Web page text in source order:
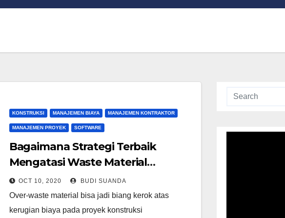
KONSTRUKSI MANAJEMEN BIAYA MANAJEMEN KONTRAKTOR
MANAJEMEN PROYEK SOFTWARE
Bagaimana Strategi Terbaik
Mengatasi Waste Material
Konstruksi ?
OCT 10, 2020 BUDI SUANDA
Over-waste material bisa jadi biang kerok atas
kerugian biaya pada proyek konstruksi